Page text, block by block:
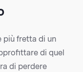
più fretta di un
di quel
di perdere